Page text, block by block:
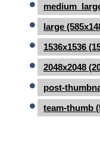
large
1536x1536
2048x2048
post-
team-thumb